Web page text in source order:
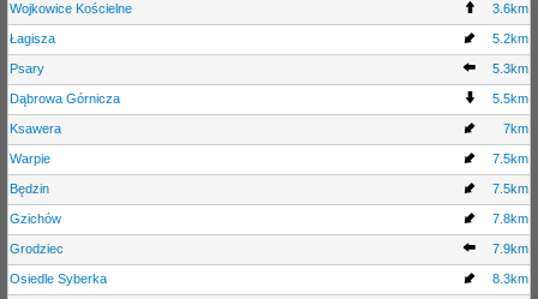
Wojkowice Kościelne 3.6km
Łagisza 5.2km
Psary 5.3km
Dąbrowa Górnicza 5.5km
Ksawera 7km
Warpie 7.5km
Będzin 7.5km
Gzichów 7.8km
Grodziec 7.9km
Osiedle Syberka 8.3km